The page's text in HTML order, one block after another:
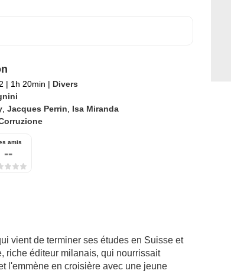
| 1h 20min | Divers
, Jacques Perrin, Isa Miranda
amis
--
vient de terminer ses études en Suisse et
riche éditeur milanais, qui nourrissait
l'emmène en croisière avec une jeune